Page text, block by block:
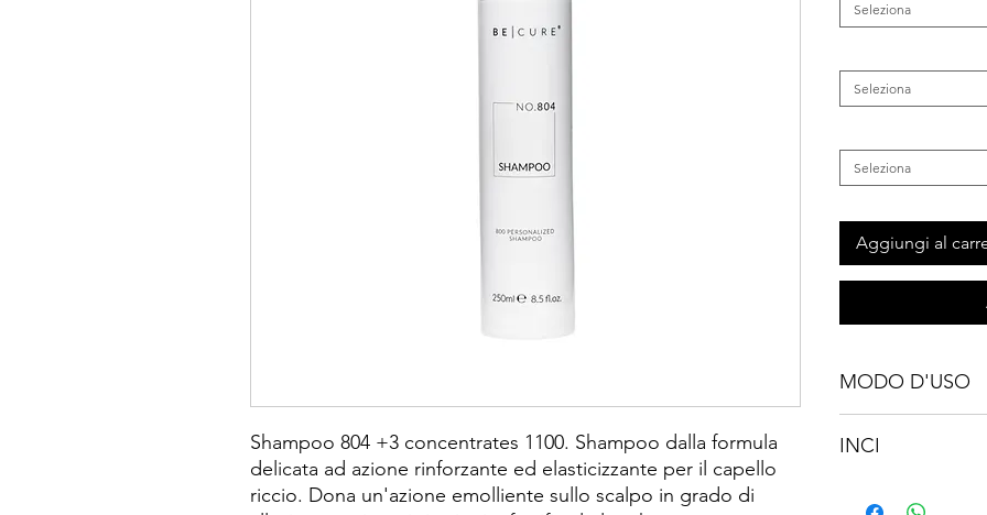
Shampoo 804 +3 concentrates 1100. Shampoo dalla formula
delicata ad azione rinforzante ed elasticizzante per il capello
riccio. Dona un'azione emolliente sullo scalpo in grado di
Seleziona
Seleziona
Seleziona
Aggiungi al
MODO D'USO
piccola quantità di
INCI